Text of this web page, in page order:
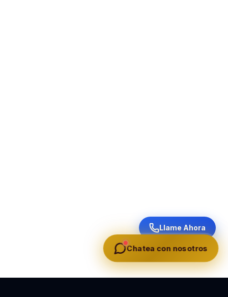
Llame Ahora
Chatea con nosotros